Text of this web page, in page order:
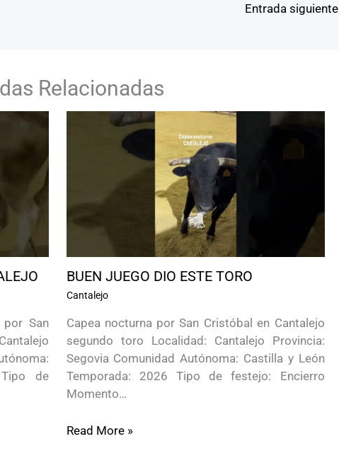
Entrada siguiente
Relacionadas
San
de
BUEN JUEGO DIO ESTE TORO
Cantalejo
Capea nocturna por San Cristóbal en Cantalejo
segundo toro Localidad: Cantalejo Provincia:
Segovia Comunidad Autónoma: Castilla y León
Temporada: 2026 Tipo de festejo: Encierro
Momento…
Read More »